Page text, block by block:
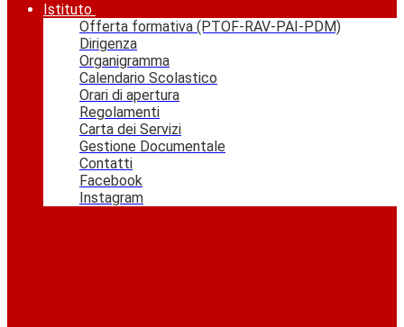
Istituto
Offerta formativa (PTOF-RAV-PAI-PDM)
Dirigenza
Organigramma
Calendario Scolastico
Orari di apertura
Regolamenti
Carta dei Servizi
Gestione Documentale
Contatti
Facebook
Instagram